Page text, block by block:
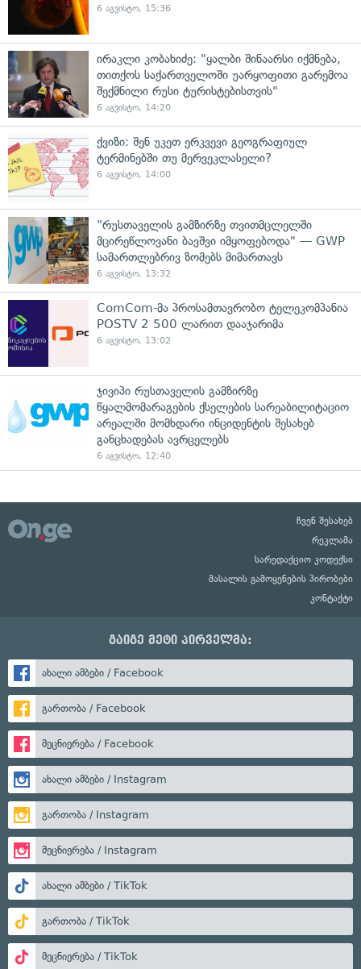
6 აგვისტო, 15:36
ირაკლი კობახიძე: "ყალბი შინაარსი იქმნება,
თითქოს საქართველოში უარყოფითი გარემოა
შექმნილი რუსი ტურისტებისთვის"
6 აგვისტო, 14:20
ქვიზი: შენ უკეთ ერკვევი გეოგრაფიულ
ტერმინებში თუ მერვეკლასელი?
6 აგვისტო, 14:00
"რუსთაველის გამზირზე თვითმცლელში
მცირეწლოვანი ბავშვი იმყოფებოდა" — GWP
სამართლებრივ ზომებს მიმართავს
6 აგვისტო, 13:32
ComCom-მა პროსამთავრობო ტელეკომპანია
POSTV 2 500 ლარით დააჯარიმა
6 აგვისტო, 13:02
ჯივიპი რუსთაველის გამზირზე
წყალმომარაგების ქსელების სარეაბილიტაციო
არეალში მომხდარი ინციდენტის შესახებ
განცხადებას ავრცელებს
6 აგვისტო, 12:40
ჩვენ შესახებ
რეკლამა
სარედაქციო კოდექსი
მასალის გამოყენების პირობები
კონტაქტი
გაიგე მეტი პირველმა:
ახალი ამბები / Facebook
გართობა / Facebook
მეცნიერება / Facebook
ახალი ამბები / Instagram
გართობა / Instagram
მეცნიერება / Instagram
ახალი ამბები / TikTok
გართობა / TikTok
მეცნიერება / TikTok